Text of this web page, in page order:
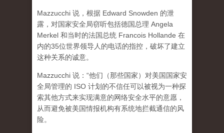
Mazzucchi 说，根据 Edward Snowden 的泄
露，对国家安全局窃听包括德国总理 Angela
Merkel 和当时的法国总统 Francois Hollande 在
内的35位世界领导人的电话的指控，破坏了建立
这种关系的诚意。
Mazzucchi 说： “他们（那些国家）对美国国家安
全局管理的 ISO 计划的不信任可以被视为一种探
索其他方式来实现满意的网络安全水平的意愿，
从而避免被美国情报机构有系统地拦截通信的风
险。